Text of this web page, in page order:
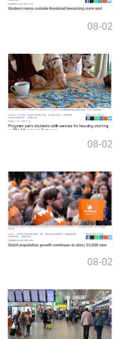
08-02
08-02
08-02